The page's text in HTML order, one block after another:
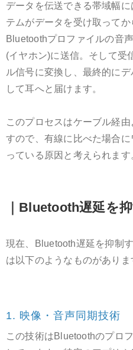
データを伝送できる帯域幅
テムがデータを受け取って
Bluetoothプロファイルの音
(イヤホン)に送信。そして受
ル信号に変換し、最終的に
して耳へと届けます。
このプロセスはケーブル経
すので、有線に比べた場合
っている原因と考えられます
｜Bluetooth遅延を
現在、Bluetooth遅延を抑制
は以下のようなものがありま
1. 映像・音声同期技術
この技術はBluetoothのプロ